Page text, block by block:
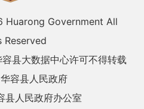
Huarong Government All
Reserved
县大数据中心许可不得转载
容县人民政府
县人民政府办公室